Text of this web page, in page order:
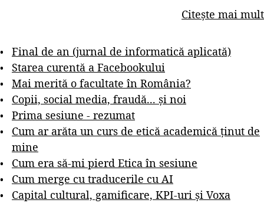
Citește mai mult
Final de an (jurnal de informatică aplicată)
Starea curentă a Facebookului
Mai merită o facultate în România?
Copii, social media, fraudă... și noi
Prima sesiune - rezumat
Cum ar arăta un curs de etică academică ținut de
mine
Cum era să-mi pierd Etica în sesiune
Cum merge cu traducerile cu AI
Capital cultural, gamificare, KPI-uri și Voxa